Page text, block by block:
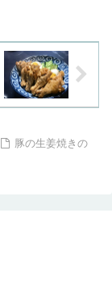
豚の生姜焼きの